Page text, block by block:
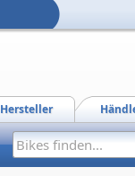
Hersteller